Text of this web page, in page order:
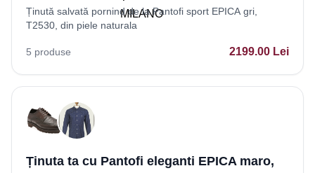
Ținută salvată pornind de la Pantofi sport EPICA gri,
T2530, din piele naturala
5 produse 2199.00 Lei
Ținuta ta cu Pantofi eleganti EPICA maro,